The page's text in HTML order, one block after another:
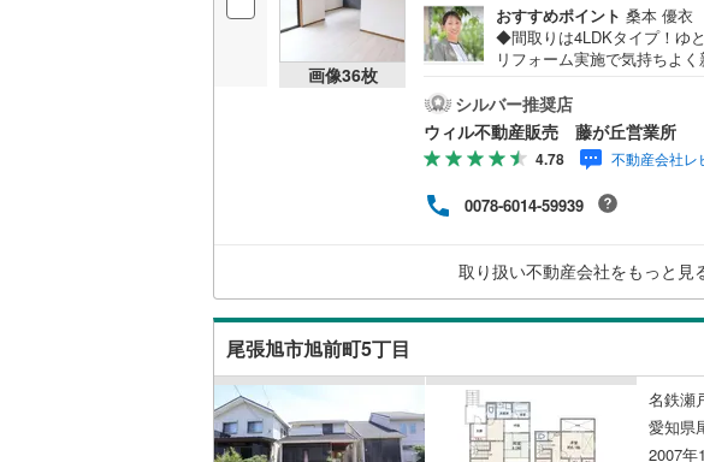
画像36枚
おすすめポイント 桑本 優衣
◆間取りは4LDKタイプ！ゆ
リフォーム実施で気持ちよ
しても、お子様のキッズル
室は続き間ですので、空間
ッチン！◆バルコニーは3部
うですね！◆駐車スペース2
0:00～19:00】上記時間は
絡下さい！現地を見学され
入いただけますとスムーズ
リフォーム**理想の間取り、
ナーの同行も可能です。
シルバー推奨店
ウィル不動産販売 藤が丘営業所
4.78 不動産会社レ
0078-6014-59939
取り扱い不動産会社をもっと見
尾張旭市旭前町5丁目
名鉄瀬
愛知県
2007年